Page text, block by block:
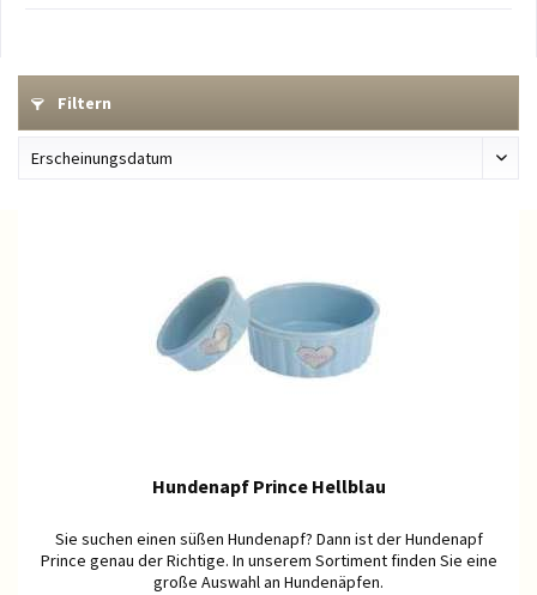
Filtern
Hundenapf Prince Hellblau
Sie suchen einen süßen Hundenapf? Dann ist der Hundenapf
Prince genau der Richtige. In unserem Sortiment finden Sie eine
große Auswahl an Hundenäpfen.